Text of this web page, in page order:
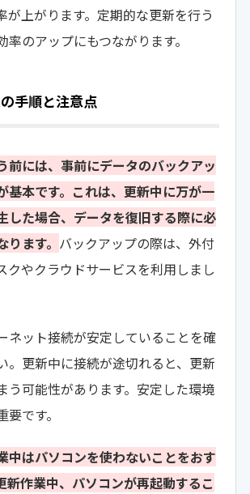
が上がります。定期的な更新を行う
率のアップにもつながります。
手順と注意点
前には、事前にデータのバックアッ
基本です。これは、更新中に万が一
した場合、データを復旧する際に必
ます。 バックアップの際は、外付
クやクラウドサービスを利用しまし
ネット接続が安定していることを確
。更新中に接続が途切れると、更新
う可能性があります。安定した環境
です。
中はパソコンを使わないことをおす
新作業中、パソコンが再起動するこ